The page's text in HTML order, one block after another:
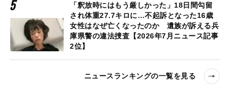
「釈放時にはもう厳しかった」18日間勾留
され体重27.7キロに…不起訴となった16歳
女性はなぜ亡くなったのか 遺族が訴える兵
庫県警の違法捜査【2026年7月ニュース記事
2位】
ニュースランキングの一覧を見る